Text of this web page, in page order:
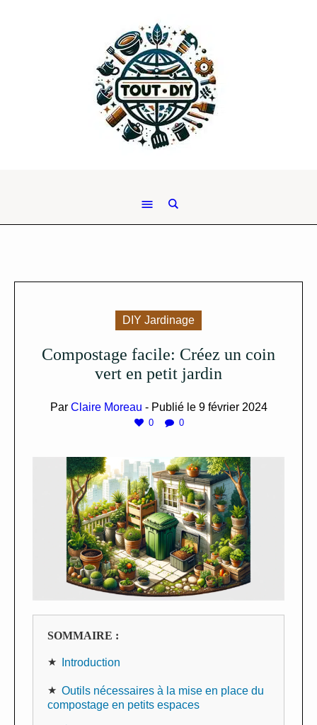
DIY Jardinage
Compostage facile: Créez un coin
vert en petit jardin
Par Claire Moreau - Publié le 9 février 2024
0 0
SOMMAIRE :
Introduction
Outils nécessaires à la mise en place du
compostage en petits espaces